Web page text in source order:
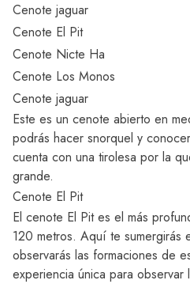
Cenote jaguar
Cenote El Pit
Cenote Nicte Ha
Cenote Los Monos
Cenote jaguar
Este es un cenote abierto en
podrás hacer snorquel y
cuenta con una tirolesa por la
grande.
Cenote El Pit
El cenote El Pit es el más
120 metros. Aquí te sumergirás
observarás las formaciones de
experiencia única para